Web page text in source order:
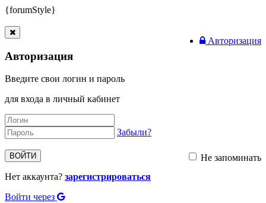
{forumStyle}
Авторизация
Авторизация
Введите свои логин и пароль
для входа в личный кабинет
Забыли?
ВОЙТИ
Не запоминать
Нет аккаунта? зарегистрироваться
Войти через